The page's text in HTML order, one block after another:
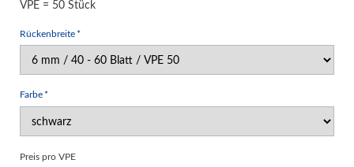
VPE = 50 Stück
Pflichtfeld
Rückenbreite *
Pflichtfeld
Farbe *
Preis pro VPE